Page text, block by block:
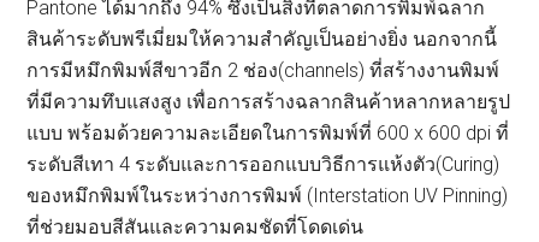
Pantone ได้มากถึง 94% ซึ่งเป็นสิ่งที่ตลาดการพิมพ์ฉลาก
สินค้าระดับพรีเมี่ยมให้ความสำคัญเป็นอย่างยิ่ง นอกจากนี้
การมีหมึกพิมพ์สีขาวอีก 2 ช่อง(channels) ที่สร้างงานพิมพ์
ที่มีความทึบแสงสูง เพื่อการสร้างฉลากสินค้าหลากหลายรูป
แบบ พร้อมด้วยความละเอียดในการพิมพ์ที่ 600 x 600 dpi ที่
ระดับสีเทา 4 ระดับและการออกแบบวิธีการแห้งตัว(Curing)
ของหมึกพิมพ์ในระหว่างการพิมพ์ (Interstation UV Pinning)
ที่ช่วยมอบสีสันและความคมชัดที่โดดเด่น